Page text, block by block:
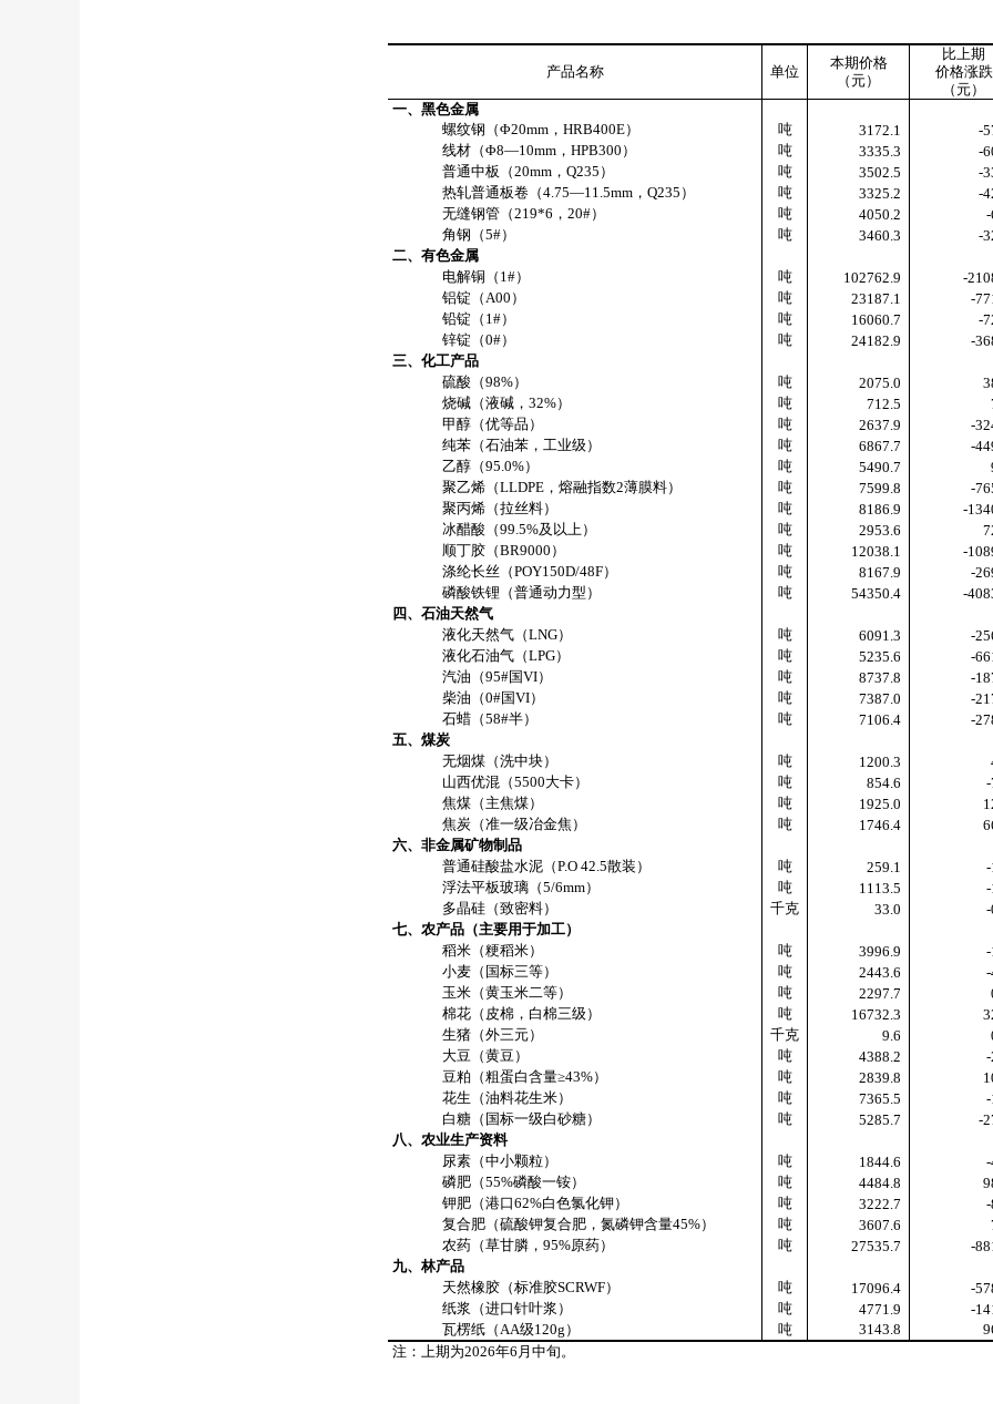
产品名称 单位
本期价格
（元）
比上期
价格涨跌
（元）
一、黑色金属
螺纹钢（Φ20mm ，HRB400E） 吨 3172.1
-
线材（Φ8—10mm ，HPB300 ） 吨 3335.3
-
普通中板（20mm ，Q235 ） 吨 3502.5
-
热轧普通板卷（4.75—11.5mm ，Q235 ） 吨 3325.2
-
无缝钢管（219*6 ，20#） 吨 4050.2
角钢（5#） 吨 3460.3
-
二、有色金属
电解铜（ 1#） 吨 102762.9
-
铝锭（A00 ） 吨 23187.1
-
铅锭（ 1#） 吨 16060.7
-
锌锭（0#） 吨 24182.9
-
三、化工产品
硫酸（98%） 吨 2075.0
烧碱（液碱，32%） 吨 712.5
甲醇（优等品）
吨 2637.9
-
纯苯（石油苯，工业级）
吨 6867.7
-
乙醇（95.0%） 吨 5490.7
聚乙烯（LLDPE ，熔融指数2薄膜料） 吨 7599.8
-
聚丙烯（拉丝料）
吨 8186.9
-
冰醋酸（99.5%及以上） 吨 2953.6
顺丁胶（BR9000 ） 吨 12038.1
-
涤纶长丝（POY150D/48F） 吨 8167.9
-
磷酸铁锂（普通动力型）
吨 54350.4
-
四、石油天然气
液化天然气（LNG） 吨 6091.3
-
液化石油气（LPG） 吨 5235.6
-
汽油（95#国VI） 吨 8737.8
-
柴油（0#国VI） 吨 7387.0
-
石蜡（58#半） 吨 7106.4
-
五、煤炭
无烟煤（洗中块）
吨 1200.3
山西优混（5500大卡） 吨 854.6
焦煤（主焦煤）
吨 1925.0
焦炭（准一级冶金焦）
吨 1746.4
六、非金属矿物制品
普通硅酸盐水泥（P.O 42.5散装） 吨 259.1
浮法平板玻璃（5/6mm） 吨 1113.5
多晶硅（致密料）
千克 33.0
七、农产品（主要用于加工）
稻米（粳稻米）
吨 3996.9
小麦（国标三等）
吨 2443.6
玉米（黄玉米二等）
吨 2297.7
棉花（皮棉，白棉三级）
吨 16732.3
生猪（外三元）
千克 9.6
大豆（黄豆）
吨 4388.2
豆粕（粗蛋白含量≥43%） 吨 2839.8
花生（油料花生米）
吨 7365.5
白糖（国标一级白砂糖）
吨 5285.7
-
八、农业生产资料
尿素（中小颗粒）
吨 1844.6
磷肥（55%磷酸一铵） 吨 4484.8
钾肥（港口62%白色氯化钾） 吨 3222.7
复合肥（硫酸钾复合肥，氮磷钾含量45%） 吨 3607.6
农药（草甘膦，95%原药） 吨 27535.7
-
九、林产品
天然橡胶（标准胶SCRWF） 吨 17096.4
-
纸浆（进口针叶浆）
吨 4771.9
-
瓦楞纸（AA级120g ） 吨 3143.8
注：上期为2026年6 月中旬。